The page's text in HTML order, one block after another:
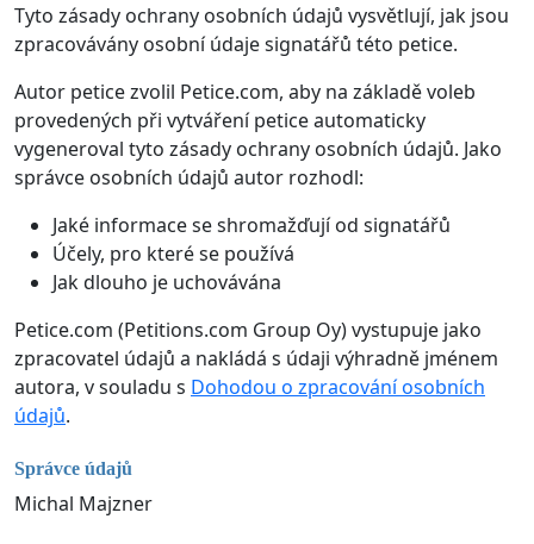
Tyto zásady ochrany osobních údajů vysvětlují, jak jsou
zpracovávány osobní údaje signatářů této petice.
Autor petice zvolil Petice.com, aby na základě voleb
provedených při vytváření petice automaticky
vygeneroval tyto zásady ochrany osobních údajů. Jako
správce osobních údajů autor rozhodl:
Jaké informace se shromažďují od signatářů
Účely, pro které se používá
Jak dlouho je uchovávána
Petice.com (Petitions.com Group Oy) vystupuje jako
zpracovatel údajů a nakládá s údaji výhradně jménem
autora, v souladu s Dohodou o zpracování osobních
údajů.
Správce údajů
Michal Majzner